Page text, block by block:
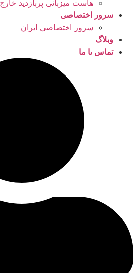
هاست میزبانی پربازدید خارج
سرور اختصاصی
سرور اختصاصی ایران
وبلاگ
تماس با ما